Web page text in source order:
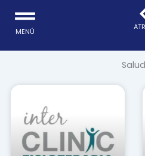
contenido
MENÚ
Salud